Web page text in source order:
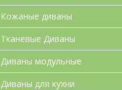
Кожаные диваны
Тканевые Диваны
Диваны модульные
Диваны для кухни